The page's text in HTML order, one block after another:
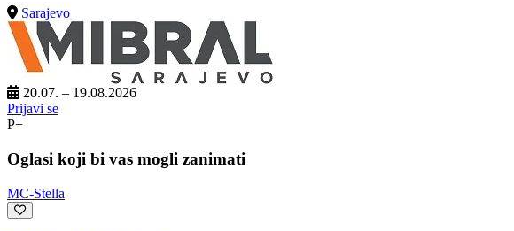
Sarajevo
20.07. – 19.08.2026
Prijavi se
P+
Oglasi koji bi vas mogli zanimati
MC-Stella